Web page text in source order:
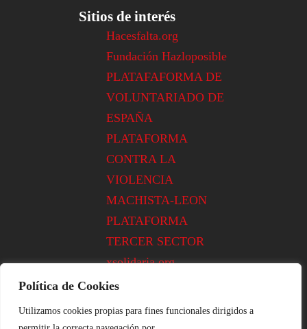
Política de Cookies
Utilizamos cookies propias para fines funcionales dirigidos a
Sitios de interés
Hacesfalta.org
Fundación Hazloposible
PLATAFAFORMA DE
VOLUNTARIADO DE
ESPAÑA
PLATAFORMA
CONTRA LA
VIOLENCIA
MACHISTA-LEON
PLATAFORMA
TERCER SECTOR
xsolidaria.org
YODONO